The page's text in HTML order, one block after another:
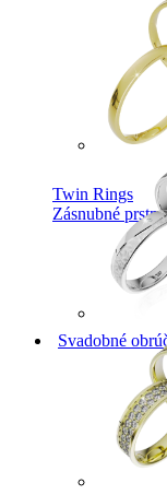
Twin Rings
Zásnubné
Svadobné